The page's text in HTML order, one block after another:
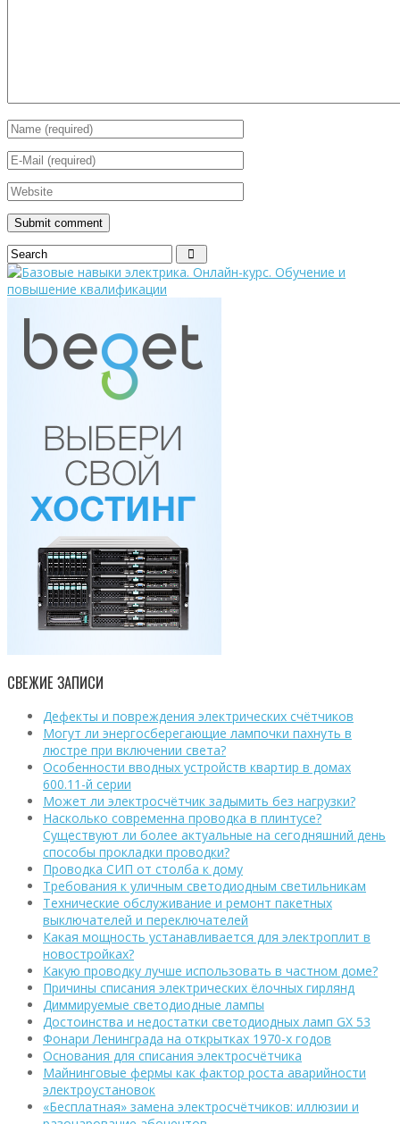
СВЕЖИЕ ЗАПИСИ
Дефекты и повреждения электрических счётчиков
Могут ли энергосберегающие лампочки пахнуть в
люстре при включении света?
Особенности вводных устройств квартир в домах
600.11-й серии
Может ли электросчётчик задымить без нагрузки?
Насколько современна проводка в плинтусе?
Существуют ли более актуальные на сегодняшний день
способы прокладки проводки?
Проводка СИП от столба к дому
Требования к уличным светодиодным светильникам
Технические обслуживание и ремонт пакетных
выключателей и переключателей
Какая мощность устанавливается для электроплит в
новостройках?
Какую проводку лучше использовать в частном доме?
Причины списания электрических ёлочных гирлянд
Диммируемые светодиодные лампы
Достоинства и недостатки светодиодных ламп GX 53
Фонари Ленинграда на открытках 1970-х годов
Основания для списания электросчётчика
Майнинговые фермы как фактор роста аварийности
электроустановок
«Бесплатная» замена электросчётчиков: иллюзии и